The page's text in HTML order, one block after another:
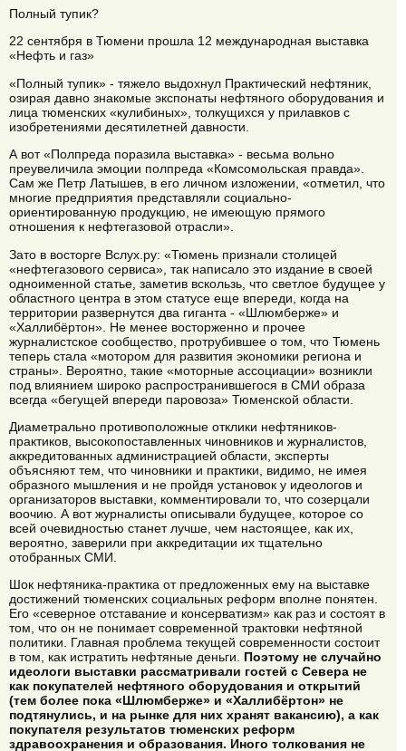
Полный тупик?
22 сентября в Тюмени прошла 12 международная выставка
«Нефть и газ»
«Полный тупик» - тяжело выдохнул Практический нефтяник,
озирая давно знакомые экспонаты нефтяного оборудования и
лица тюменских «кулибиных», толкущихся у прилавков с
изобретениями десятилетней давности.
А вот «Полпреда поразила выставка» - весьма вольно
преувеличила эмоции полпреда «Комсомольская правда».
Сам же Петр Латышев, в его личном изложении, «отметил, что
многие предприятия представляли социально-
ориентированную продукцию, не имеющую прямого
отношения к нефтегазовой отрасли».
Зато в восторге Вслух.ру: «Тюмень признали столицей
«нефтегазового сервиса», так написало это издание в своей
одноименной статье, заметив вскользь, что светлое будущее у
областного центра в этом статусе еще впереди, когда на
территории развернутся два гиганта - «Шлюмберже» и
«Халлибёртон». Не менее восторженно и прочее
журналистское сообщество, протрубившее о том, что Тюмень
теперь стала «мотором для развития экономики региона и
страны». Вероятно, такие «моторные ассоциации» возникли
под влиянием широко распространившегося в СМИ образа
всегда «бегущей впереди паровоза» Тюменской области.
Диаметрально противоположные отклики нефтяников-
практиков, высокопоставленных чиновников и журналистов,
аккредитованных администрацией области, эксперты
объясняют тем, что чиновники и практики, видимо, не имея
образного мышления и не пройдя установок у идеологов и
организаторов выставки, комментировали то, что созерцали
воочию. А вот журналисты описывали будущее, которое со
всей очевидностью станет лучше, чем настоящее, как их,
вероятно, заверили при аккредитации их тщательно
отобранных СМИ.
Шок нефтяника-практика от предложенных ему на выставке
достижений тюменских социальных реформ вполне понятен.
Его «северное отставание и консерватизм» как раз и состоят в
том, что он не понимает современной трактовки нефтяной
политики. Главная проблема текущей современности состоит
в том, как истратить нефтяные деньги. Поэтому не случайно
идеологи выставки рассматривали гостей с Севера не
как покупателей нефтяного оборудования и открытий
(тем более пока «Шлюмберже» и «Халлибёртон» не
подтянулись, и на рынке для них хранят вакансию), а как
покупателя результатов тюменских реформ
здравоохранения и образования. Иного толкования не